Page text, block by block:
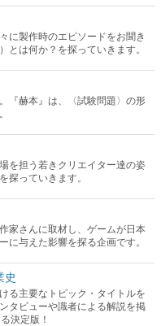
に製作時のエピソードをお聞き
とは何か？を探っていきます。
『赫本』は、〈試験問題〉の形
を担う若きクリエイター達の姿
探っていきます。
家さんに取材し、ゲームが日本
に与えた影響を探る企画です。
史
る主要なトピック・タイトルを
タビューや識者による解説を掲
決定版！